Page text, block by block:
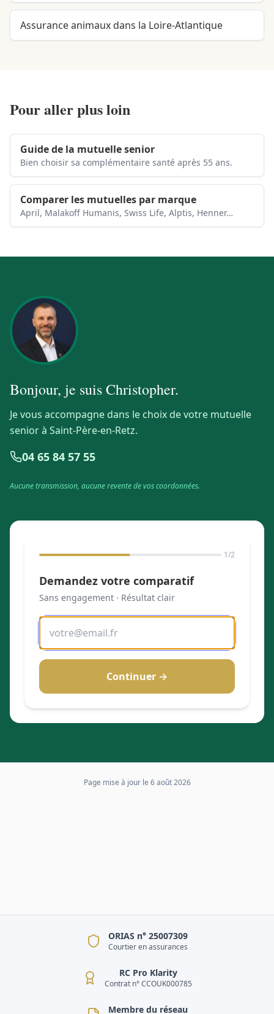
Assurance animaux dans la Loire-Atlantique
Pour aller plus loin
Guide de la mutuelle senior
Bien choisir sa complémentaire santé après 55 ans.
Comparer les mutuelles par marque
April, Malakoff Humanis, Swiss Life, Alptis, Henner…
Bonjour, je suisChristopher.
Je vous accompagne dans le choix de votre mutuelle
senior à Saint-Père-en-Retz.
04 65 84 57 55
Aucune transmission, aucune revente de vos coordonnées.
1/2
Demandez votre comparatif
Sans engagement · Résultat clair
Continuer →
Page mise à jour le 6 août 2026
ORIAS n° 25007309
Courtier en assurances
RC Pro Klarity
Contrat n° CCOUK000785
Membre du réseau